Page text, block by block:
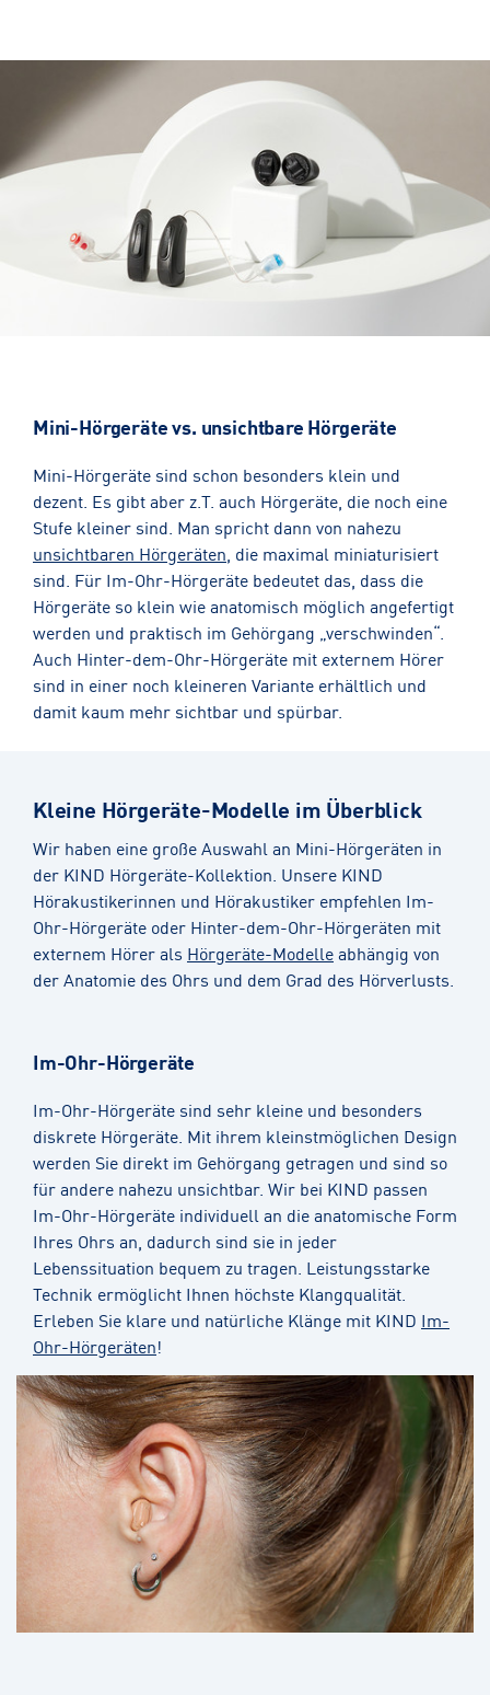
Mini-Hörgeräte vs. unsichtbare Hörgeräte
Mini-Hörgeräte sind schon besonders klein und
dezent. Es gibt aber z.T. auch Hörgeräte, die noch eine
Stufe kleiner sind. Man spricht dann von nahezu
unsichtbaren Hörgeräten , die maximal miniaturisiert
sind. Für Im-Ohr-Hörgeräte bedeutet das, dass die
Hörgeräte so klein wie anatomisch möglich angefertigt
werden und praktisch im Gehörgang „verschwinden“.
Auch Hinter-dem-Ohr-Hörgeräte mit externem Hörer
sind in einer noch kleineren Variante erhältlich und
damit kaum mehr sichtbar und spürbar.
Kleine Hörgeräte-Modelle im Überblick
Wir haben eine große Auswahl an Mini-Hörgeräten in
der KIND Hörgeräte-Kollektion. Unsere KIND
Hörakustikerinnen und Hörakustiker empfehlen Im-
Ohr-Hörgeräte oder Hinter-dem-Ohr-Hörgeräten mit
externem Hörer als Hörgeräte-Modelleabhängig von
der Anatomie des Ohrs und dem Grad des Hörverlusts.
Im-Ohr-Hörgeräte
Im-Ohr-Hörgeräte sind sehr kleine und besonders
diskrete Hörgeräte. Mit ihrem kleinstmöglichen Design
werden Sie direkt im Gehörgang getragen und sind so
für andere nahezu unsichtbar. Wir bei KIND passen
Im-Ohr-Hörgeräte individuell an die anatomische Form
Ihres Ohrs an, dadurch sind sie in jeder
Lebenssituation bequem zu tragen. Leistungsstarke
Technik ermöglicht Ihnen höchste Klangqualität.
Erleben Sie klare und natürliche Klänge mit KIND Im-
Ohr-Hörgeräten!